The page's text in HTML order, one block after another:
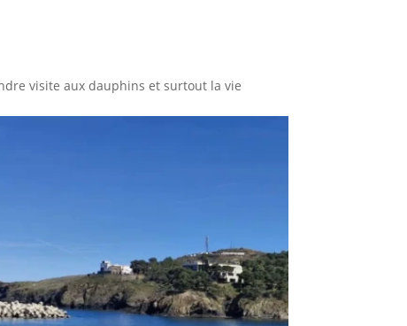
visite aux dauphins et surtout la vie